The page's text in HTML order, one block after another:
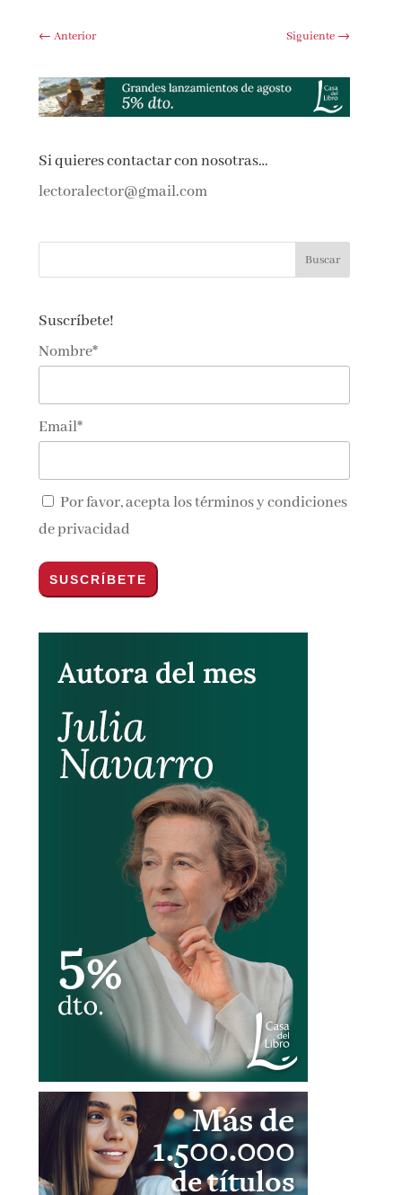
←Anterior Siguiente→
Si quieres contactar con nosotras…
lectoralector@gmail.com
Suscríbete!
Nombre*
Email*
Por favor, acepta lostérminos y condiciones
de privacidad